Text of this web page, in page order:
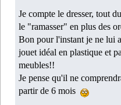
Je compte le dresser, tout
le "ramasser" en plus des
Bon pour l'instant je ne lui
jouet idéal en plastique et
meubles!!
Je pense qu'il ne
partir de 6 mois